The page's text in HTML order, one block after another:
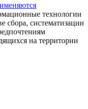
технологии
сбора, систематизации
на территории